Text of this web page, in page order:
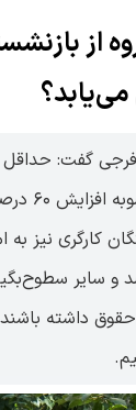
فرجی گفت: حداقل
است
کارگری نیز به
۶۰ درصد و سایر
حقوق داشته